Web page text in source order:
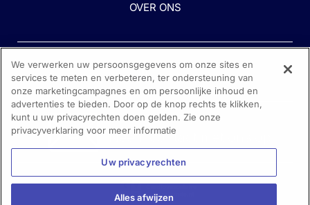
OVER ONS
Heeft u hulp nodig?
Neem contact met ons op
We verwerken uw persoonsgegevens om onze sites en
services te meten en verbeteren, ter ondersteuning van
onze marketingcampagnes en om persoonlijke inhoud en
advertenties te bieden. Door op de knop rechts te klikken,
kunt u uw privacyrechten doen gelden. Zie onze
privacyverklaring voor meer informatie
Uw privacyrechten
Alles afwijzen